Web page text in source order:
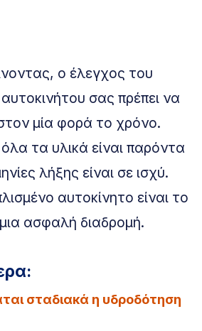
ο έλεγχος του
σας πρέπει να
μία φορά το χρόνο.
τα υλικά είναι παρόντα
λήξης είναι σε ισχύ.
αυτοκίνητο είναι το
ασφαλή διαδρομή.
σταδιακά η υδροδότηση